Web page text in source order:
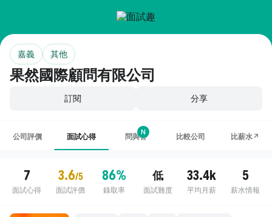
果然國際顧問有限公司
嘉義 其他
訂閱 分享
公司評價 面試心得 問與答
N
比較公司 比薪水↗
7
面試心得
3.6/5
面試評價
86%
錄取率
低
面試難度
33.4k
平均月薪
5
薪水情報